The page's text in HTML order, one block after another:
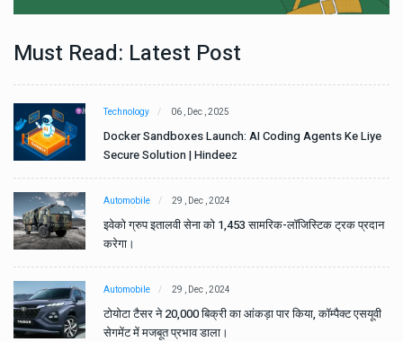
Must Read: Latest Post
Technology 06 , Dec , 2025
Docker Sandboxes Launch: AI Coding Agents Ke Liye
Secure Solution | Hindeez
Automobile 29 , Dec , 2024
इवेको ग्रुप इतालवी सेना को 1,453 सामरिक-लॉजिस्टिक ट्रक प्रदान
करेगा।
Automobile 29 , Dec , 2024
टोयोटा टैसर ने 20,000 बिक्री का आंकड़ा पार किया, कॉम्पैक्ट एसयूवी
सेगमेंट में मजबूत प्रभाव डाला।